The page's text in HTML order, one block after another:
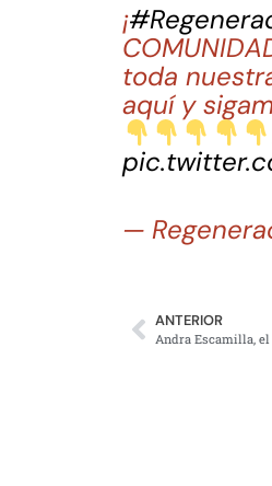
¡
toda
aquí y
—
ANTERIOR